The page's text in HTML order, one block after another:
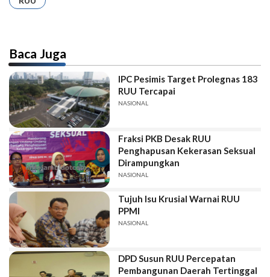
Baca Juga
IPC Pesimis Target Prolegnas 183
RUU Tercapai
NASIONAL
Fraksi PKB Desak RUU
Penghapusan Kekerasan Seksual
Dirampungkan
NASIONAL
Tujuh Isu Krusial Warnai RUU
PPMI
NASIONAL
DPD Susun RUU Percepatan
Pembangunan Daerah Tertinggal